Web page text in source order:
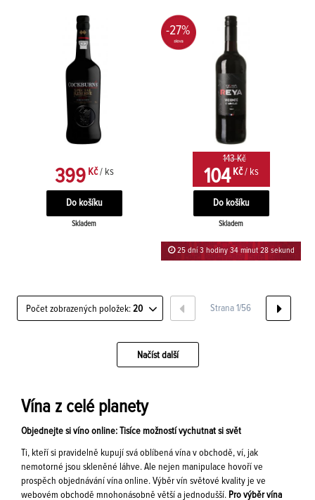
399Kč / ks
Skladem
-27%
143 Kč
104 Kč / ks
Skladem
25 dní 3 hodiny 34 minut 28 sekund
Počet zobrazených položek: 20
Načíst další
Strana 1/56
Vína z celé planety
Objednejte si víno online: Tisíce možností vychutnat si svět
Ti, kteří si pravidelně kupují svá oblíbená vína v obchodě, ví, jak
nemotorné jsou skleněné láhve. Ale nejen manipulace hovoří ve
prospěch objednávání vína online. Výběr vín světové kvality je ve
webovém obchodě mnohonásobně větší a jednodušší. Pro výběr vína